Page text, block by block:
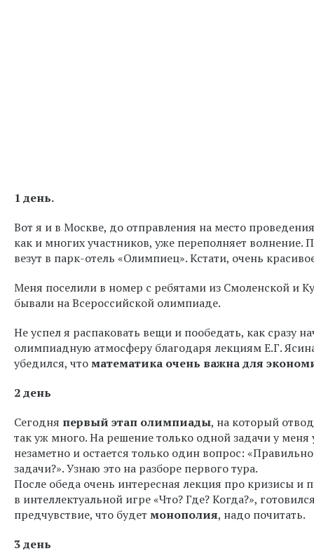
1 день.
Вот я и в Москве, до отправления на место
как и многих участников, уже переполняет волнение.
везут в парк-отель «Олимпиец». Кстати, очень
Меня поселили в номер с ребятами из Смоленской и
бывали на Всероссийской олимпиаде.
Не успел я распаковать вещи и пообедать, как сразу
олимпиадную атмосферу благодаря лекциям Е.Г.
убедился, чтоматематика очень важна для
2 день
Сегодня первый этап олимпиады, на который
так уж много. На решение только одной задачи у меня
незаметно и остается только один вопрос:
задачи?». Узнаю это на разборе первого тура.
После обеда очень интересная лекция про кризисы и
в интеллектуальной игре «Что? Где? Когда?»,
предчувствие, что будет монополия, надо почитать.
3 день